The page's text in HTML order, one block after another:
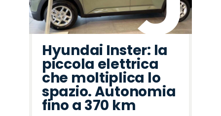
Hyundai Inster: la
piccola elettrica
che moltiplica lo
spazio. Autonomia
fino a 370 km